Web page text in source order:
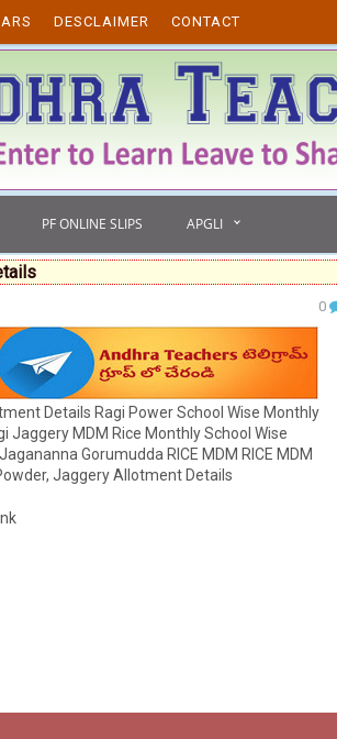
DESCLAIMER CONTACT
PF ONLINE SLIPS APGLI
0
Details Ragi Power School Wise Monthly
MDM Rice Monthly School Wise
Gorumudda RICE MDM RICE MDM
Jaggery Allotment Details